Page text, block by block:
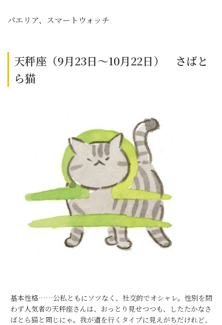
パエリア、スマートウォッチ
天秤座（9月23日～10月22日） さばと
ら猫
基本性格……公私ともにソツなく、社交的でオシャレ。性別を問
わず人気者の天秤座さんは、おっとり見せつつも、したたかなさ
ばとら猫と同じにゃ。我が道を行くタイプに見えがちだけれど、